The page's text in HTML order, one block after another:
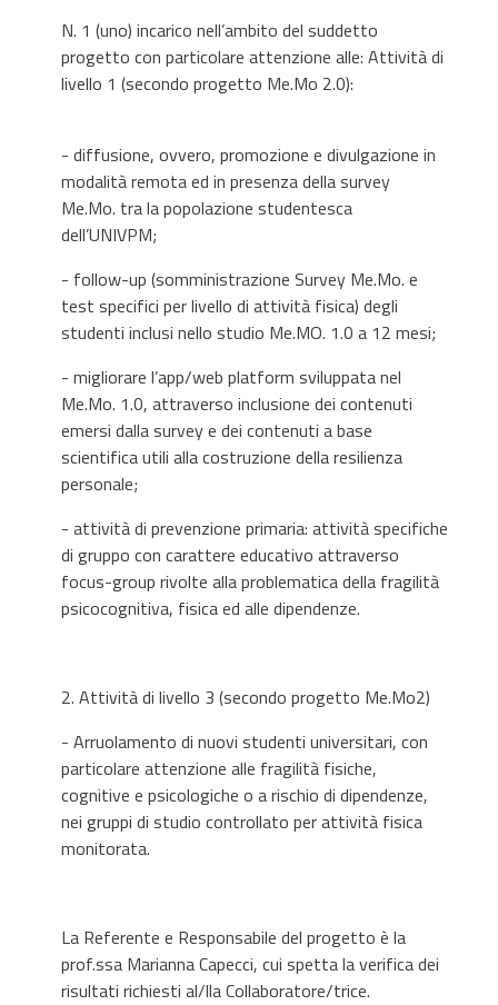
N. 1 (uno) incarico nell’ambito del suddetto
progetto con particolare attenzione alle: Attività di
livello 1 (secondo progetto Me.Mo 2.0):
- diffusione, ovvero, promozione e divulgazione in
modalità remota ed in presenza della survey
Me.Mo. tra la popolazione studentesca
dell’UNIVPM;
- follow-up (somministrazione Survey Me.Mo. e
test specifici per livello di attività fisica) degli
studenti inclusi nello studio Me.MO. 1.0 a 12 mesi;
- migliorare l’app/web platform sviluppata nel
Me.Mo. 1.0, attraverso inclusione dei contenuti
emersi dalla survey e dei contenuti a base
scientifica utili alla costruzione della resilienza
personale;
- attività di prevenzione primaria: attività specifiche
di gruppo con carattere educativo attraverso
focus-group rivolte alla problematica della fragilità
psicocognitiva, fisica ed alle dipendenze.
2. Attività di livello 3 (secondo progetto Me.Mo2)
- Arruolamento di nuovi studenti universitari, con
particolare attenzione alle fragilità fisiche,
cognitive e psicologiche o a rischio di dipendenze,
nei gruppi di studio controllato per attività fisica
monitorata.
La Referente e Responsabile del progetto è la
prof.ssa Marianna Capecci, cui spetta la verifica dei
risultati richiesti al/lla Collaboratore/trice.